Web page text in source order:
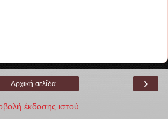
›
Αρχική σελίδα
έκδοσης ιστού